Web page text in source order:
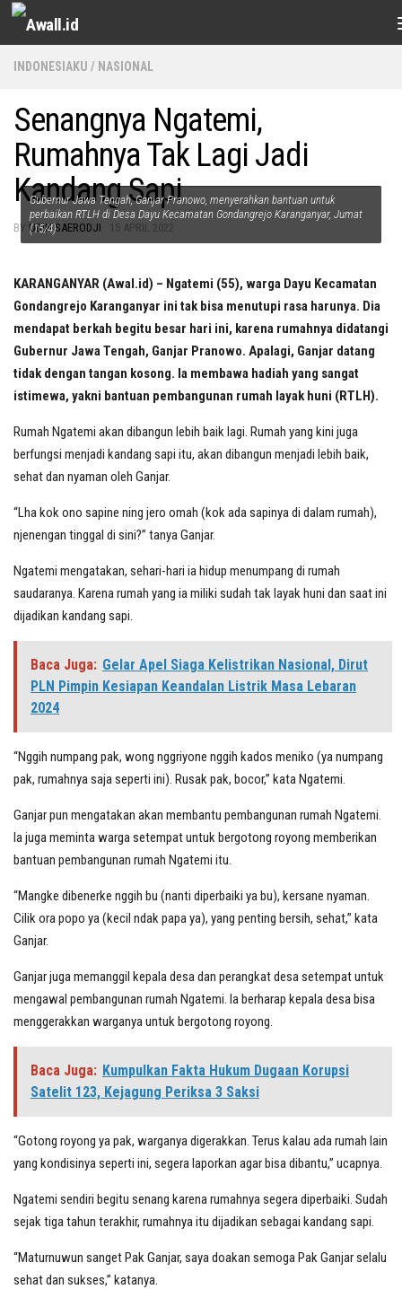
Skip to content
INDONESIAKU / NASIONAL
Senangnya Ngatemi,
Rumahnya Tak Lagi Jadi
Kandang Sapi
BY UDIN SAERODJI 15 APRIL 2022
Gubernur Jawa Tengah, Ganjar Pranowo, menyerahkan bantuan untuk
perbaikan RTLH di Desa Dayu Kecamatan Gondangrejo Karanganyar, Jumat
(15/4)
KARANGANYAR (Awal.id) – Ngatemi (55), warga Dayu Kecamatan
Gondangrejo Karanganyar ini tak bisa menutupi rasa harunya. Dia
mendapat berkah begitu besar hari ini, karena rumahnya didatangi
Gubernur Jawa Tengah, Ganjar Pranowo. Apalagi, Ganjar datang
tidak dengan tangan kosong. Ia membawa hadiah yang sangat
istimewa, yakni bantuan pembangunan rumah layak huni (RTLH).
Rumah Ngatemi akan dibangun lebih baik lagi. Rumah yang kini juga
berfungsi menjadi kandang sapi itu, akan dibangun menjadi lebih baik,
sehat dan nyaman oleh Ganjar.
“Lha kok ono sapine ning jero omah (kok ada sapinya di dalam rumah),
njenengan tinggal di sini?” tanya Ganjar.
Ngatemi mengatakan, sehari-hari ia hidup menumpang di rumah
saudaranya. Karena rumah yang ia miliki sudah tak layak huni dan saat ini
dijadikan kandang sapi.
Baca Juga: Gelar Apel Siaga Kelistrikan Nasional, Dirut
PLN Pimpin Kesiapan Keandalan Listrik Masa Lebaran
2024
“Nggih numpang pak, wong nggriyone nggih kados meniko (ya numpang
pak, rumahnya saja seperti ini). Rusak pak, bocor,” kata Ngatemi.
Ganjar pun mengatakan akan membantu pembangunan rumah Ngatemi.
Ia juga meminta warga setempat untuk bergotong royong memberikan
bantuan pembangunan rumah Ngatemi itu.
“Mangke dibenerke nggih bu (nanti diperbaiki ya bu), kersane nyaman.
Cilik ora popo ya (kecil ndak papa ya), yang penting bersih, sehat,” kata
Ganjar.
Ganjar juga memanggil kepala desa dan perangkat desa setempat untuk
mengawal pembangunan rumah Ngatemi. Ia berharap kepala desa bisa
menggerakkan warganya untuk bergotong royong.
Baca Juga: Kumpulkan Fakta Hukum Dugaan Korupsi
Satelit 123, Kejagung Periksa 3 Saksi
“Gotong royong ya pak, warganya digerakkan. Terus kalau ada rumah lain
yang kondisinya seperti ini, segera laporkan agar bisa dibantu,” ucapnya.
Ngatemi sendiri begitu senang karena rumahnya segera diperbaiki. Sudah
sejak tiga tahun terakhir, rumahnya itu dijadikan sebagai kandang sapi.
“Maturnuwun sanget Pak Ganjar, saya doakan semoga Pak Ganjar selalu
sehat dan sukses,” katanya.